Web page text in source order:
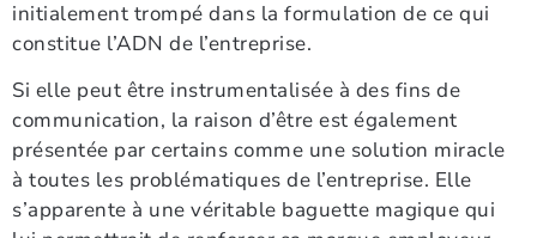
initialement trompé dans la formulation de ce qui
constitue l’ADN de l’entreprise.
Si elle peut être instrumentalisée à des fins de
communication, la raison d’être est également
présentée par certains comme une solution miracle
à toutes les problématiques de l’entreprise. Elle
s’apparente à une véritable baguette magique qui